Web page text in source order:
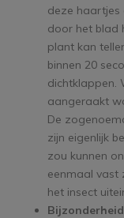
deze
door het blad
plant kan
binnen 20
dichtklappen.
aangeraakt
De
zijn eigenlijk
zou kunnen
eenmaal vast
het insect
Bijzonderheid